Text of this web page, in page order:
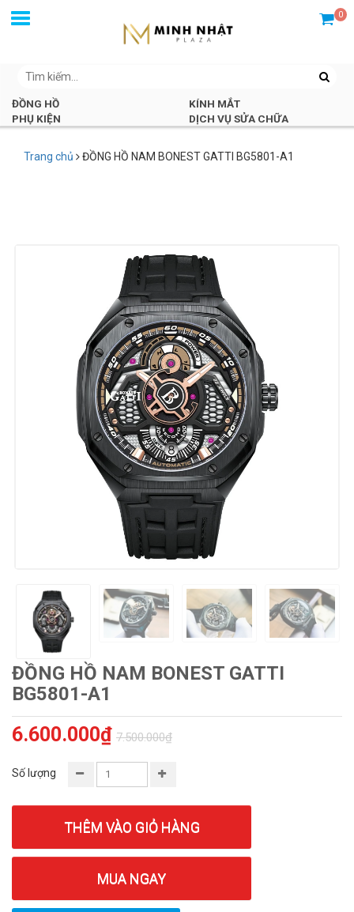
0
ĐỒNG HỒ
KÍNH MẮT
PHỤ KIỆN
DỊCH VỤ SỬA CHỮA
Trang chủ ĐỒNG HỒ NAM BONEST GATTI BG5801-A1
ĐỒNG HỒ NAM BONEST GATTI
BG5801-A1
6.600.000₫ 7.500.000₫
Số lượng
THÊM VÀO GIỎ HÀNG
MUA NGAY